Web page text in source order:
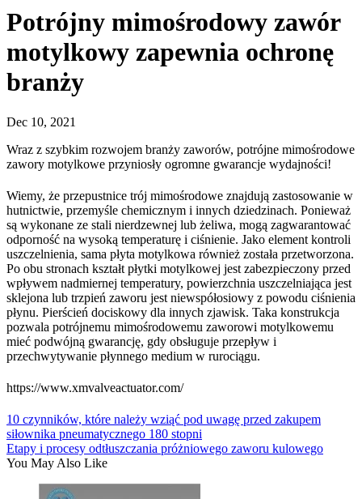
Potrójny mimośrodowy zawór
motylkowy zapewnia ochronę
branży
Dec 10, 2021
Wraz z szybkim rozwojem branży zaworów, potrójne mimośrodowe
zawory motylkowe przyniosły ogromne gwarancje wydajności!
Wiemy, że przepustnice trój mimośrodowe znajdują zastosowanie w
hutnictwie, przemyśle chemicznym i innych dziedzinach. Ponieważ
są wykonane ze stali nierdzewnej lub żeliwa, mogą zagwarantować
odporność na wysoką temperaturę i ciśnienie. Jako element kontroli
uszczelnienia, sama płyta motylkowa również została przetworzona.
Po obu stronach kształt płytki motylkowej jest zabezpieczony przed
wpływem nadmiernej temperatury, powierzchnia uszczelniająca jest
sklejona lub trzpień zaworu jest niewspółosiowy z powodu ciśnienia
płynu. Pierścień dociskowy dla innych zjawisk. Taka konstrukcja
pozwala potrójnemu mimośrodowemu zaworowi motylkowemu
mieć podwójną gwarancję, gdy obsługuje przepływ i
przechwytywanie płynnego medium w rurociągu.
https://www.xmvalveactuator.com/
10 czynników, które należy wziąć pod uwagę przed zakupem
siłownika pneumatycznego 180 stopni
Etapy i procesy odtłuszczania próżniowego zaworu kulowego
You May Also Like